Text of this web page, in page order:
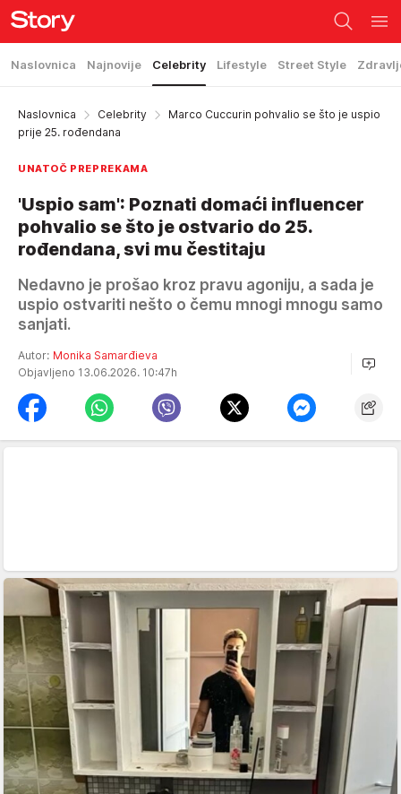
Naslovnica Najnovije Celebrity Lifestyle Street Style
Naslovnica Celebrity
Marco Cuccurin pohvalio se što je uspio
prije 25. rođendana
UNATOČ PREPREKAMA
'Uspio sam': Poznati domaći influencer
pohvalio se što je ostvario do 25.
rođendana, svi mu čestitaju
Nedavno je prošao kroz pravu agoniju, a sada je
uspio ostvariti nešto o čemu mnogi mnogu samo
sanjati.
Autor: Monika Samarđieva
Objavljeno 13.06.2026. 10:47h